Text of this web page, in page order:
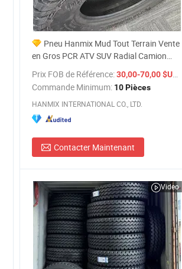
Pneu Hanmix Mud Tout Terrain Vente
en Gros PCR ATV SUV Radial Camion
Passager Voiture Neumaticos 16 17 18
19 20 Pouces Revendeur de Pneus
Llantas Fournisseurs pour Voitures Bons
Prix
Prix FOB de Référence:30,00-70,00 $US
Commande Minimum: 10 Pièces
HANMIX INTERNATIONAL CO., LTD.
Contacter Maintenant
Video